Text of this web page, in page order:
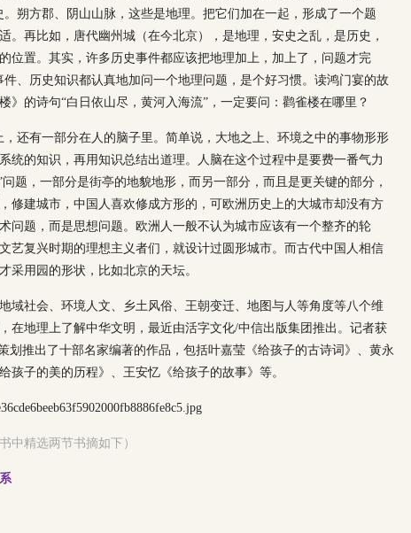
朔方郡、阴山山脉，这些是地理。把它们加在一起，形成了一个题
。再比如，唐代幽州城（在今北京），是地理，安史之乱，是历史，
位置。其实，许多历史事件都应该把地理加上，加上了，问题才完
、历史知识都认真地加问一个地理问题，是个好习惯。读鸿门宴的故
》的诗句“白日依山尽，黄河入海流”，一定要问：鹳雀楼在哪里？
还有一部分在人的脑子里。简单说，大地之上、环境之中的事物形形
统的知识，再用知识总结出道理。人脑在这个过程中是要费一番气力
题，一部分是街亭的地貌地形，而另一部分，而且是更关键的部分，
修建城市，中国人喜欢修成方形的，可欧洲历史上的大城市却没有方
问题，而是思想问题。欧洲人一般不认为城市应该有一个整齐的轮
艺复兴时期的理想主义者们，就设计过圆形城市。而古代中国人相信
采用园的形状，比如北京的天坛。
域社会、环境人文、乡土风俗、王朝变迁、地图与人等角度等八个维
在地理上了解中华文明，最近由活字文化/中信出版集团推出。记者获
划推出了十部名家编著的作品，包括叶嘉莹《给孩子的古诗词》、黄永
孩子的美的历程》、王安忆《给孩子的故事》等。
中精选两节书摘如下）